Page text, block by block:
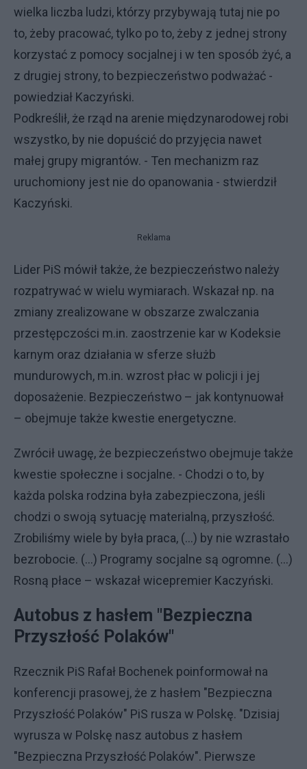
wielka liczba ludzi, którzy przybywają tutaj nie po
to, żeby pracować, tylko po to, żeby z jednej strony
korzystać z pomocy socjalnej i w ten sposób żyć, a
z drugiej strony, to bezpieczeństwo podważać -
powiedział Kaczyński.
Podkreślił, że rząd na arenie międzynarodowej robi
wszystko, by nie dopuścić do przyjęcia nawet
małej grupy migrantów. - Ten mechanizm raz
uruchomiony jest nie do opanowania - stwierdził
Kaczyński.
Reklama
Lider PiS mówił także, że bezpieczeństwo należy
rozpatrywać w wielu wymiarach. Wskazał np. na
zmiany zrealizowane w obszarze zwalczania
przestępczości m.in. zaostrzenie kar w Kodeksie
karnym oraz działania w sferze służb
mundurowych, m.in. wzrost płac w policji i jej
doposażenie. Bezpieczeństwo – jak kontynuował
– obejmuje także kwestie energetyczne.
Zwrócił uwagę, że bezpieczeństwo obejmuje także
kwestie społeczne i socjalne. - Chodzi o to, by
każda polska rodzina była zabezpieczona, jeśli
chodzi o swoją sytuację materialną, przyszłość.
Zrobiliśmy wiele by była praca, (…) by nie wzrastało
bezrobocie. (…) Programy socjalne są ogromne. (...)
Rosną płace – wskazał wicepremier Kaczyński.
Autobus z hasłem "Bezpieczna
Przyszłość Polaków"
Rzecznik PiS Rafał Bochenek poinformował na
konferencji prasowej, że z hasłem "Bezpieczna
Przyszłość Polaków" PiS rusza w Polskę. "Dzisiaj
wyrusza w Polskę nasz autobus z hasłem
"Bezpieczna Przyszłość Polaków". Pierwsze